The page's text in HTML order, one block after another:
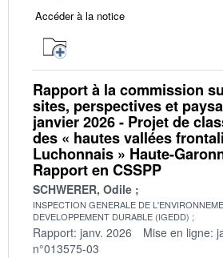
Accéder à la notice
Rapport à la commission
sites, perspectives et
janvier 2026 - Projet de
des « hautes vallées
Luchonnais » Haute-
Rapport en CSSPP
SCHWERER, Odile
INSPECTION GENERALE DE
DEVELOPPEMENT DURABLE (IGEDD)
Rapport: janv. 2026 Mise en ligne:
n°013575-03